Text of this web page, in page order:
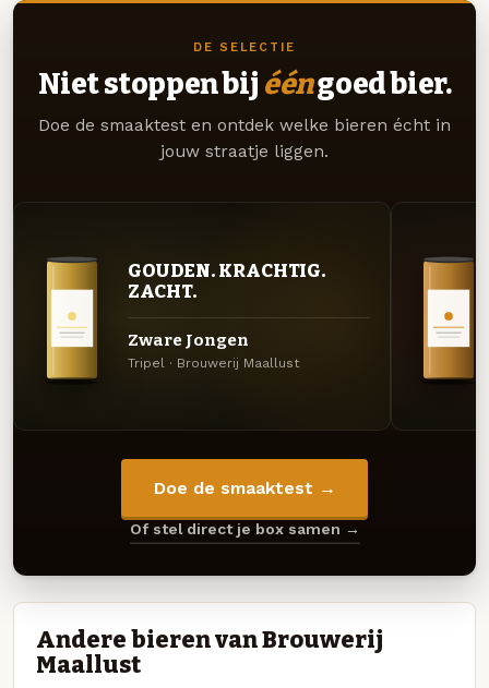
DE SELECTIE
Niet stoppen bij ééngoed bier.
Doe de smaaktest en ontdek welke bieren écht in
jouw straatje liggen.
GOUDEN. KRACHTIG.
ZACHT.
Zware Jongen
Tripel · Brouwerij Maallust
Doe de smaaktest →
Of stel direct je box samen →
Andere bieren van Brouwerij
Maallust